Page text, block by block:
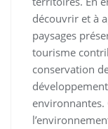
découvrir et à
paysages
tourisme
conservation
environnantes.